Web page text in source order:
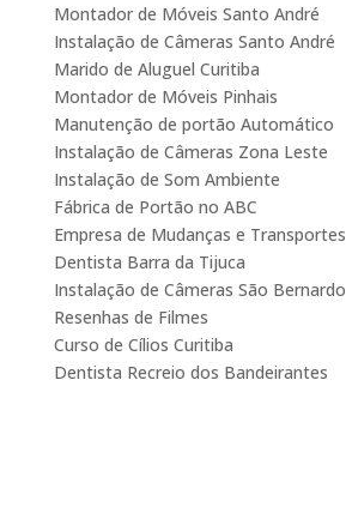
Montador de Móveis Santo André
Instalação de Câmeras Santo André
Marido de Aluguel Curitiba
Montador de Móveis Pinhais
Manutenção de portão Automático
Instalação de Câmeras Zona Leste
Instalação de Som Ambiente
Fábrica de Portão no ABC
Empresa de Mudanças e Transportes
Dentista Barra da Tijuca
Instalação de Câmeras São Bernardo
Resenhas de Filmes
Curso de Cílios Curitiba
Dentista Recreio dos Bandeirantes